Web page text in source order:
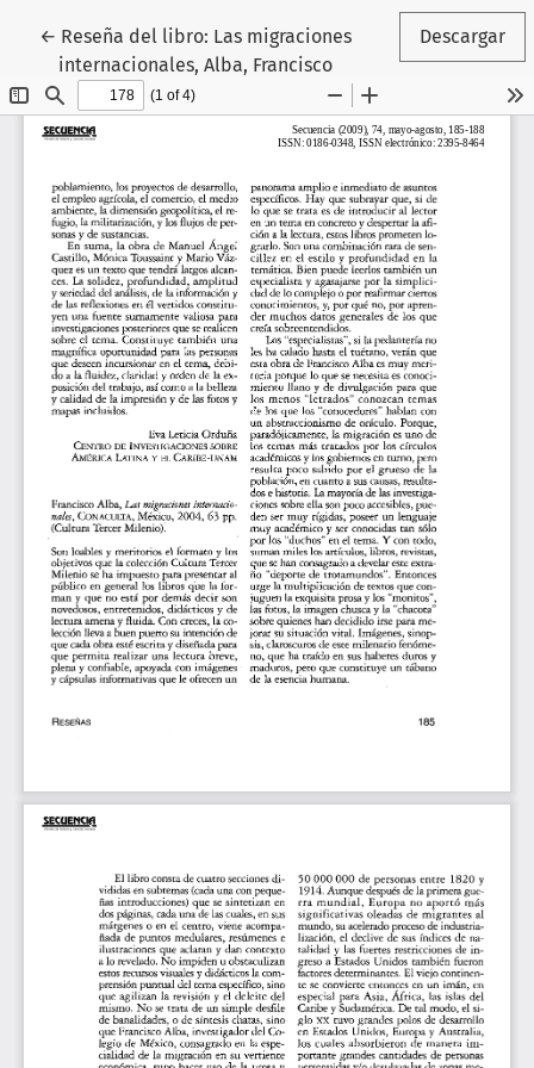
← Volver a los detalles del artículo
Reseña del libro: Las migraciones
internacionales, Alba, Francisco
Descargar